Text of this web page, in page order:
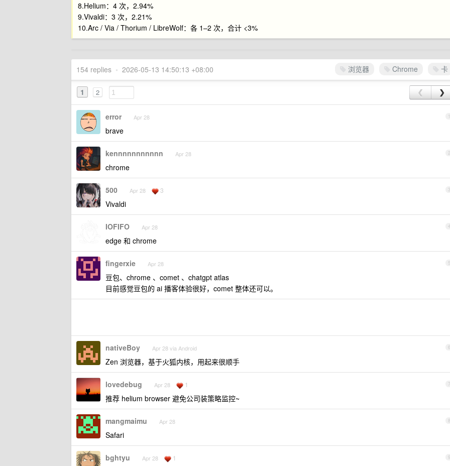
8.Helium：4 次，2.94%
9.Vivaldi：3 次，2.21%
10.Arc / Via / Thorium / LibreWolf：各 1–2 次，合计 <3%
浏览器 Chrome 卡
154 replies • 2026-05-13 14:50:13 +08:00
1 2 ❮ ❯
1
error Apr 28
brave
2
kennnnnnnnnnn Apr 28
chrome
3
500 Apr 28 3
Vivaldi
4
IOFIFO Apr 28
edge 和 chrome
5
fingerxie Apr 28
豆包、chrome 、comet 、chatgpt atlas
目前感觉豆包的 ai 播客体验很好，comet 整体还可以。
6
nativeBoy Apr 28 via Android
Zen 浏览器，基于火狐内核，用起来很顺手
7
lovedebug Apr 28 1
推荐 helium browser 避免公司装策略监控~
8
mangmaimu Apr 28
Safari
9
bghtyu Apr 28 1